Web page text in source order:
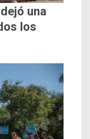
una
los